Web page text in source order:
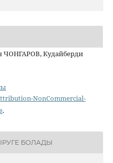
ЧОНГАРОВ, Кудайберди
NonCommercial-
.
БОЛАДЫ